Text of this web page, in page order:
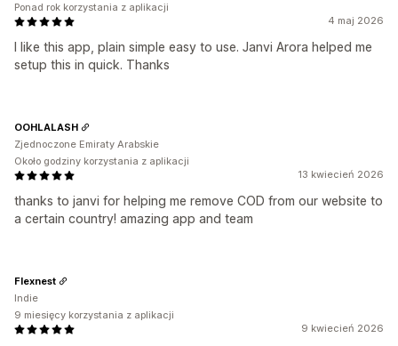
4 maj 2026
I like this app, plain simple easy to use. Janvi Arora helped me
setup this in quick. Thanks
Ponad rok korzystania z aplikacji
13 kwiecień 2026
thanks to janvi for helping me remove COD from our website to
a certain country! amazing app and team
OOHLALASH
Zjednoczone Emiraty Arabskie
Około godziny korzystania z aplikacji
9 kwiecień 2026
Flexnest
Indie
9 miesięcy korzystania z aplikacji